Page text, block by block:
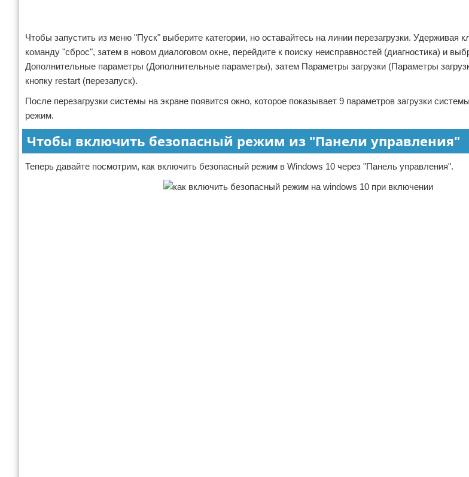
Чтобы запустить из меню "Пуск" выберите категории, но оставайтесь на линии перезагрузки. Удерживая
команду "сброс", затем в новом диалоговом окне, перейдите к поиску неисправностей (диагностика) и
Дополнительные параметры (Дополнительные параметры), затем Параметры загрузки (Параметры
кнопку restart (перезапуск).
После перезагрузки системы на экране появится окно, которое показывает 9 параметров загрузки
режим.
Чтобы включить безопасный режим из "Панели управления"
Теперь давайте посмотрим, как включить безопасный режим в Windows 10 через "Панель управления".